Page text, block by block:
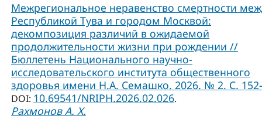
Межрегиональное неравенство смертности
Республикой Тува и городом Москвой:
декомпозиция различий в ожидаемой
продолжительности жизни при рождении //
Бюллетень Национального научно-
исследовательского института общественного
здоровья имени Н.А. Семашко. 2026. № 2. С.
DOI: 10.69541/NRIPH.2026.02.026.
Рахмонов А. Х.